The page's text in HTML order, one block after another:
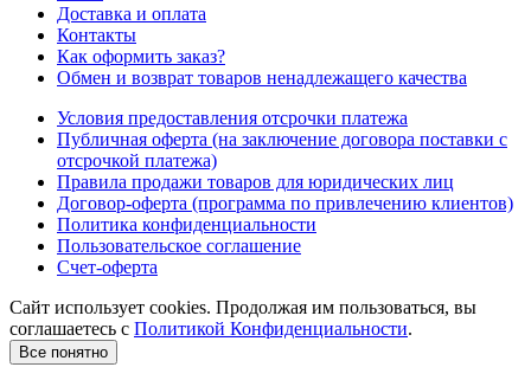
Доставка и оплата
Контакты
Как оформить заказ?
Обмен и возврат товаров ненадлежащего качества
Условия предоставления отсрочки платежа
Публичная оферта (на заключение договора поставки с
отсрочкой платежа)
Правила продажи товаров для юридических лиц
Договор-оферта (программа по привлечению клиентов)
Политика конфиденциальности
Пользовательское соглашение
Счет-оферта
Сайт использует cookies. Продолжая им пользоваться, вы
соглашаетесь c Политикой Конфиденциальности.
Все понятно